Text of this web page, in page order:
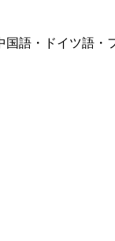
語・ドイツ語・